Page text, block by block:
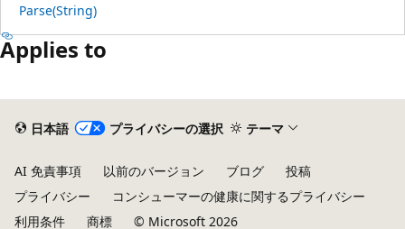
Parse(String)
Applies to
日本語 プライバシーの選択 テーマ
AI 免責事項 以前のバージョン ブログ
投稿
プライバシー
コンシューマーの健康に関するプライバシー
利用条件
商標 © Microsoft 2026